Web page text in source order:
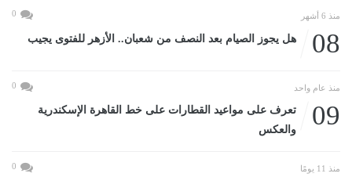
منذ 6 أشهر 0
08 هل يجوز الصيام بعد النصف من شعبان.. الأزهر للفتوى يجيب
منذ عام واحد 0
09
تعرف على مواعيد القطارات على خط القاهرة الإسكندرية
والعكس
منذ 11 يومًا 0